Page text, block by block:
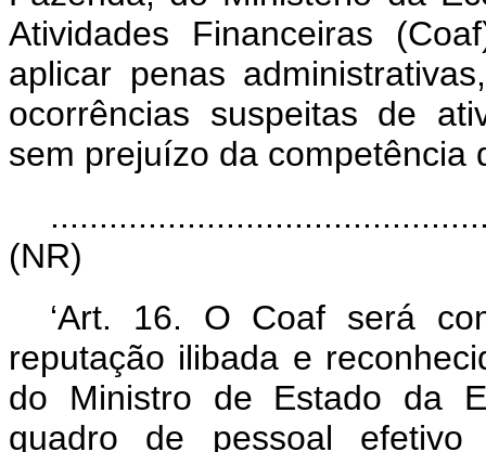
Atividades Financeiras
aplicar penas
ocorrências suspeitas de
sem prejuízo da competência
(NR)
‘Art. 16. O Coaf será
reputação ilibada e
do Ministro de Estado da
quadro de pessoal